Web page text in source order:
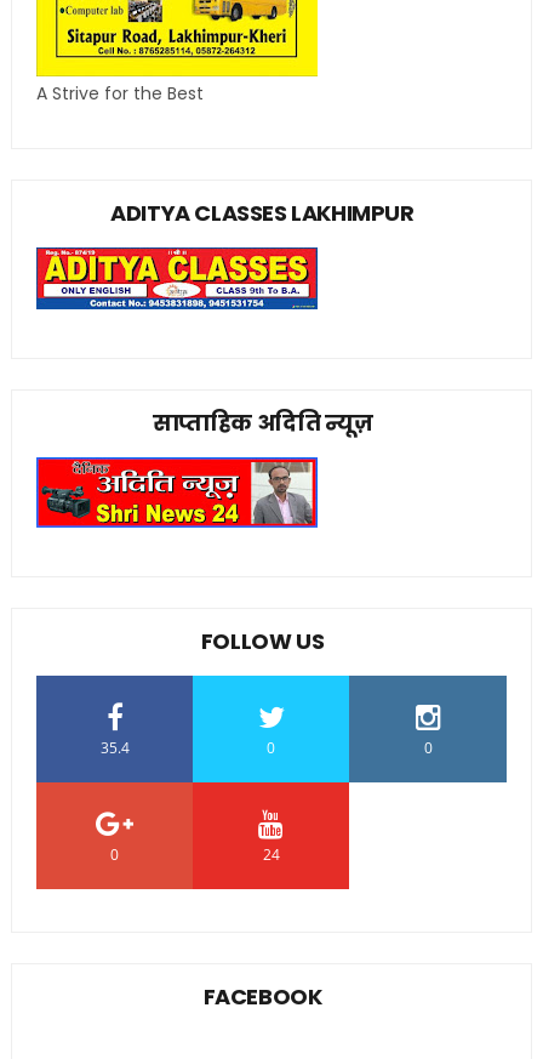
A Strive for the Best
ADITYA CLASSES LAKHIMPUR
साप्ताहिक अदिति न्यूज़
FOLLOW US
35.4 0 0
0 24
FACEBOOK